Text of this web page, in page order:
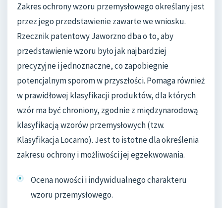
Zakres ochrony wzoru przemysłowego określany jest
przez jego przedstawienie zawarte we wniosku.
Rzecznik patentowy Jaworzno dba o to, aby
przedstawienie wzoru było jak najbardziej
precyzyjne i jednoznaczne, co zapobiegnie
potencjalnym sporom w przyszłości. Pomaga również
w prawidłowej klasyfikacji produktów, dla których
wzór ma być chroniony, zgodnie z międzynarodową
klasyfikacją wzorów przemysłowych (tzw.
Klasyfikacja Locarno). Jest to istotne dla określenia
zakresu ochrony i możliwości jej egzekwowania.
Ocena nowości i indywidualnego charakteru
wzoru przemysłowego.